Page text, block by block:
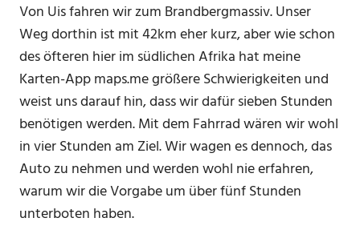
Von Uis fahren wir zum Brandbergmassiv. Unser
Weg dorthin ist mit 42km eher kurz, aber wie schon
des öfteren hier im südlichen Afrika hat meine
Karten-App maps.me größere Schwierigkeiten und
weist uns darauf hin, dass wir dafür sieben Stunden
benötigen werden. Mit dem Fahrrad wären wir wohl
in vier Stunden am Ziel. Wir wagen es dennoch, das
Auto zu nehmen und werden wohl nie erfahren,
warum wir die Vorgabe um über fünf Stunden
unterboten haben.